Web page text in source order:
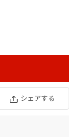
シェアする